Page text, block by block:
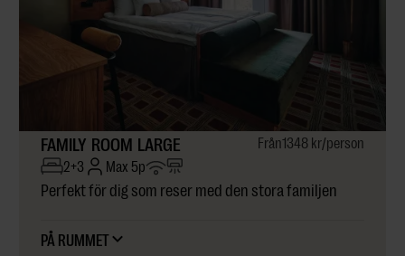
FAMILY ROOM LARGE Från1348 kr/person
2+3
Max 5p
Perfekt för dig som reser med den stora familjen
PÅ RUMMET